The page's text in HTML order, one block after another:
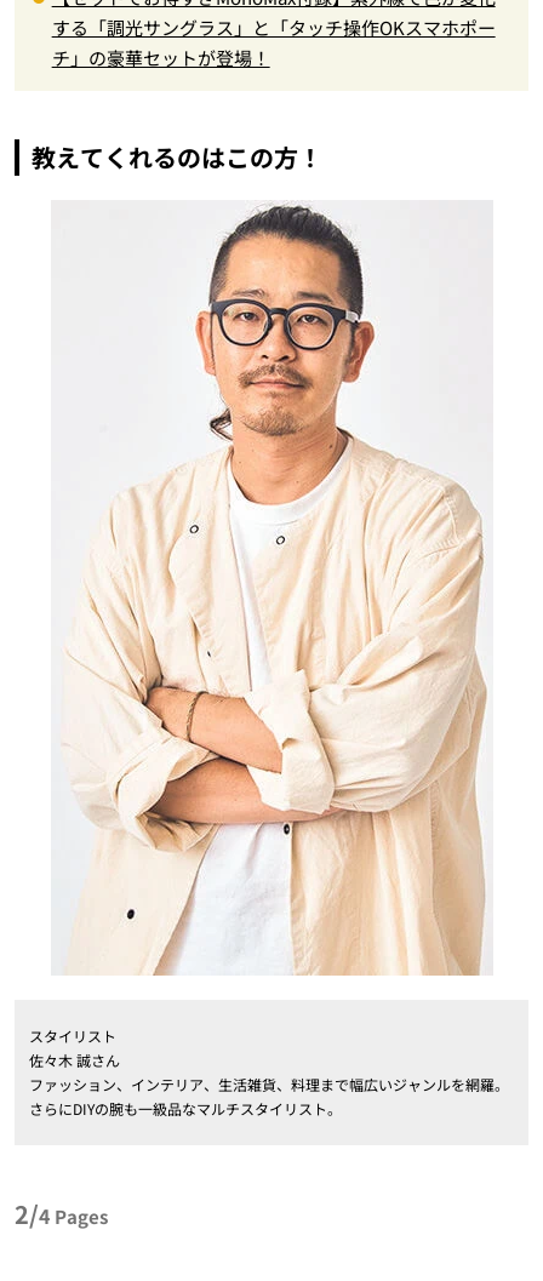
する「調光サングラス」と「タッチ操作OKスマホポー
チ」の豪華セットが登場！
教えてくれるのはこの方！
スタイリスト
佐々木 誠さん
ファッション、インテリア、生活雑貨、料理まで幅広いジャンルを網羅。
さらにDIYの腕も一級品なマルチスタイリスト。
2/4 Pages